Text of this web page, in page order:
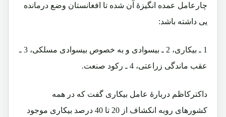
چارعامل عمده انگیزۀ آن شده تا افغانستان وضع درمانده
یی داشته باشد:
1 ـ بیکاری، 2 ـ بیسوادی و به خصوص بیسوادی مسلکی، 3 ـ
عقب ماندگی زراعتی، 4 ـ رکود صنعت.
داکترکاظم دربارۀ عامل بیکاری گفت که در همه
کشورهای روبه انکشاف از 20 تا 40 درصد بیکاری موجود